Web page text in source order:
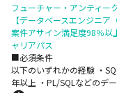
フューチャー・アンティー
【データベースエンジニ
案件アサイン満足度98％以
ャリアパス
■必須条件
以下のいずれかの経験 ・
年以上 ・PL/SQLなどのデ